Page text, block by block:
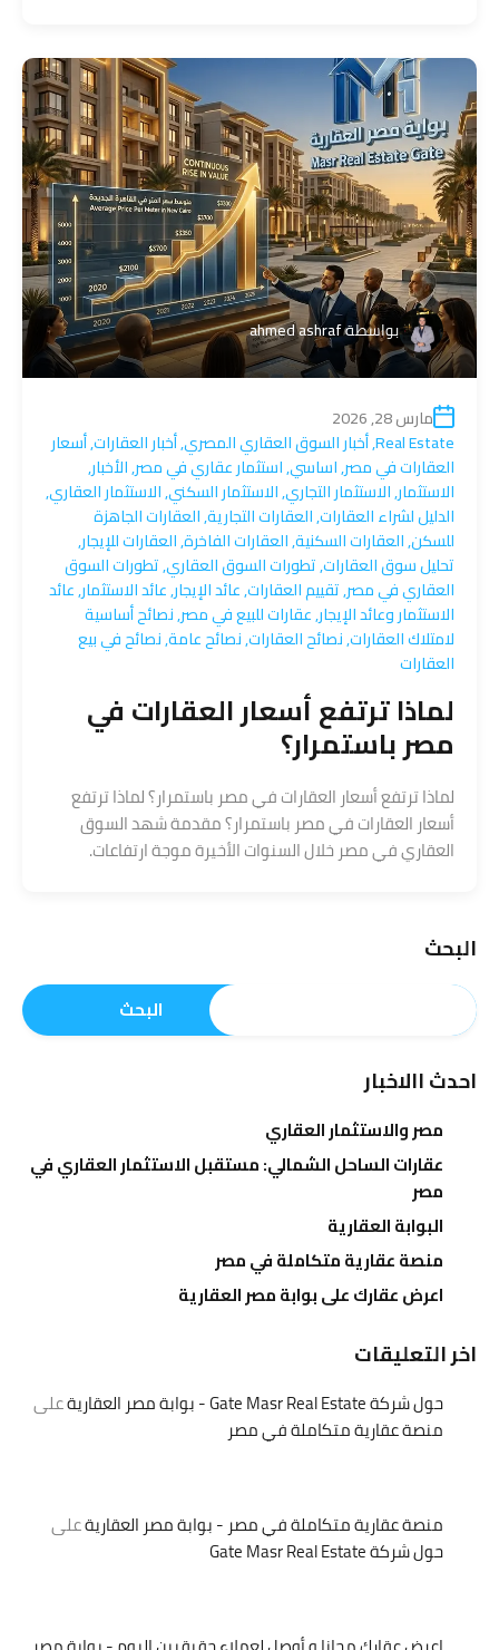
بواسطةahmed ashraf
مارس 28, 2026
Real Estate
,أخبار السوق العقاري المصري,أخبار العقارات,أسعار
العقارات في مصر,اساسي,استثمار عقاري في مصر,الأخبار,
الاستثمار,الاستثمار التجاري,الاستثمار السكني,الاستثمار العقاري,
الدليل لشراء العقارات,العقارات التجارية,العقارات الجاهزة
للسكن,العقارات السكنية,العقارات الفاخرة,العقارات للإيجار,
تحليل سوق العقارات,تطورات السوق العقاري,تطورات السوق
العقاري في مصر,تقييم العقارات,عائد الإيجار,عائد الاستثمار,عائد
الاستثمار وعائد الإيجار,عقارات للبيع في مصر,نصائح أساسية
لامتلاك العقارات,نصائح العقارات,نصائح عامة,نصائح في بيع
العقارات
لماذا ترتفع أسعار العقارات في
مصر باستمرار؟
لماذا ترتفع أسعار العقارات في مصر باستمرار؟ لماذا ترتفع
أسعار العقارات في مصر باستمرار؟ مقدمة شهد السوق
العقاري في مصر خلال السنوات الأخيرة موجة ارتفاعات.
البحث
البحث
احدث االاخبار
مصر والاستثمار العقاري
عقارات الساحل الشمالي: مستقبل الاستثمار العقاري في
مصر
البوابة العقارية
منصة عقارية متكاملة في مصر
اعرض عقارك على بوابة مصر العقارية
اخر التعليقات
حول شركة Gate Masr Real Estate - بوابة مصر العقارية
على
منصة عقارية متكاملة في مصر
منصة عقارية متكاملة في مصر - بوابة مصر العقاريةعلى
حول شركة Gate Masr Real Estate